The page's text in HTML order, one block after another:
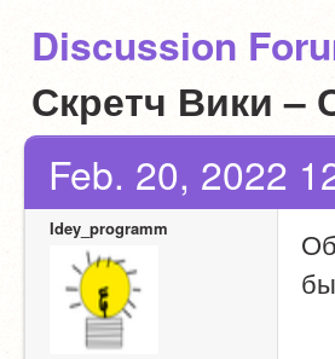
Discussion
Скретч Вики –
Feb. 20, 2022
Idey_programm